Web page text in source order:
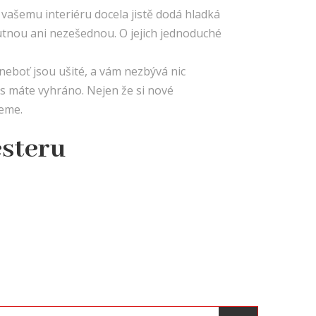
interiéru docela jistě dodá hladká
ani nezešednou. O jejich jednoduché
jsou ušité, a vám nezbývá nic
vyhráno. Nejen že si nové